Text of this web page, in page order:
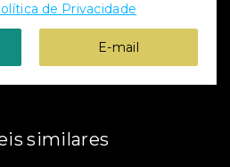
de Privacidade
E-mail
similares